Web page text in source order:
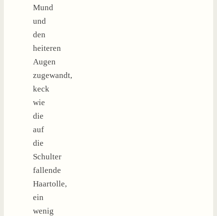
Mund
und
den
heiteren
Augen
zugewandt,
keck
wie
die
auf
die
Schulter
fallende
Haartolle,
ein
wenig